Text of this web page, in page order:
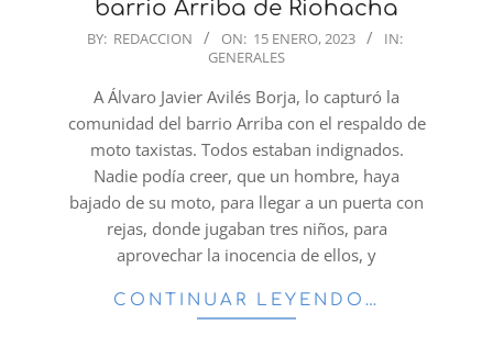
barrio Arriba de Riohacha
2023-
BY: REDACCION ON: 15 ENERO, 2023
IN:
GENERALES
A Álvaro Javier Avilés Borja, lo capturó la
comunidad del barrio Arriba con el respaldo de
moto taxistas. Todos estaban indignados.
Nadie podía creer, que un hombre, haya
bajado de su moto, para llegar a un puerta con
rejas, donde jugaban tres niños, para
aprovechar la inocencia de ellos, y
CONTINUAR LEYENDO…